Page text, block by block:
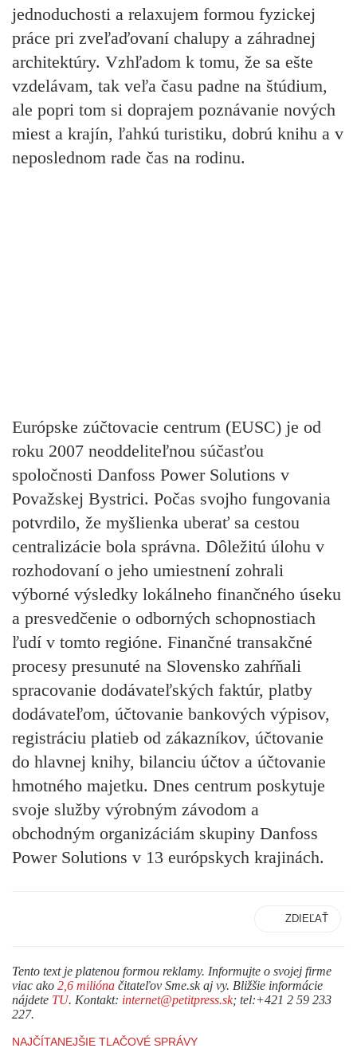
jednoduchosti a relaxujem formou fyzickej
práce pri zveľaďovaní chalupy a záhradnej
architektúry. Vzhľadom k tomu, že sa ešte
vzdelávam, tak veľa času padne na štúdium,
ale popri tom si doprajem poznávanie nových
miest a krajín, ľahkú turistiku, dobrú knihu a v
neposlednom rade čas na rodinu.
Európske zúčtovacie centrum (EUSC) je od
roku 2007 neoddeliteľnou súčasťou
spoločnosti Danfoss Power Solutions v
Považskej Bystrici. Počas svojho fungovania
potvrdilo, že myšlienka uberať sa cestou
centralizácie bola správna. Dôležitú úlohu v
rozhodovaní o jeho umiestnení zohrali
výborné výsledky lokálneho finančného úseku
a presvedčenie o odborných schopnostiach
ľudí v tomto regióne. Finančné transakčné
procesy presunuté na Slovensko zahŕňali
spracovanie dodávateľských faktúr, platby
dodávateľom, účtovanie bankových výpisov,
registráciu platieb od zákazníkov, účtovanie
do hlavnej knihy, bilanciu účtov a účtovanie
hmotného majetku. Dnes centrum poskytuje
svoje služby výrobným závodom a
obchodným organizáciám skupiny Danfoss
Power Solutions v 13 európskych krajinách.
ZDIEĽAŤ
Tento text je platenou formou reklamy. Informujte o svojej firme
viac ako 2,6 milióna čitateľov Sme.sk aj vy. Bližšie informácie
nájdete TU. Kontakt: internet@petitpress.sk; tel:+421 2 59 233
227.
NAJČÍTANEJŠIE TLAČOVÉ SPRÁVY